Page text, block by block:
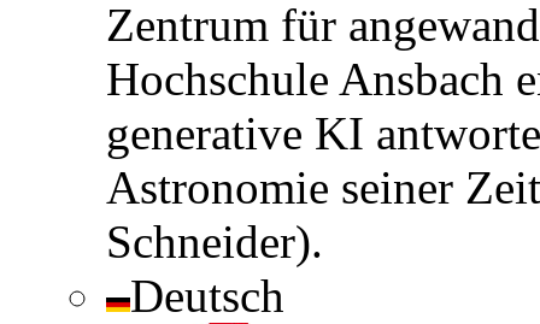
Zentrum für
Hochschule Ansbach
generative KI
Astronomie seiner
Schneider).
Deutsch